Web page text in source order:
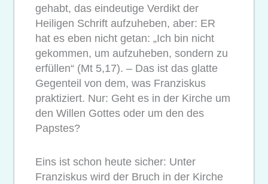
gehabt, das eindeutige Verdikt der
Heiligen Schrift aufzuheben, aber: ER
hat es eben nicht getan: „Ich bin nicht
gekommen, um aufzuheben, sondern zu
erfüllen“ (Mt 5,17). – Das ist das glatte
Gegenteil von dem, was Franziskus
praktiziert. Nur: Geht es in der Kirche um
den Willen Gottes oder um den des
Papstes?
Eins ist schon heute sicher: Unter
Franziskus wird der Bruch in der Kirche